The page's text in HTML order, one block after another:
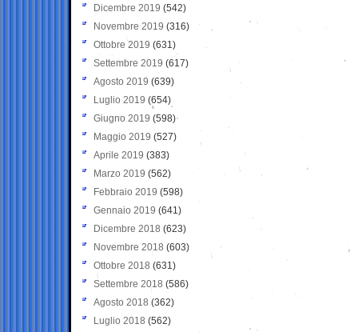
Dicembre 2019 (542)
Novembre 2019 (316)
Ottobre 2019 (631)
Settembre 2019 (617)
Agosto 2019 (639)
Luglio 2019 (654)
Giugno 2019 (598)
Maggio 2019 (527)
Aprile 2019 (383)
Marzo 2019 (562)
Febbraio 2019 (598)
Gennaio 2019 (641)
Dicembre 2018 (623)
Novembre 2018 (603)
Ottobre 2018 (631)
Settembre 2018 (586)
Agosto 2018 (362)
Luglio 2018 (562)